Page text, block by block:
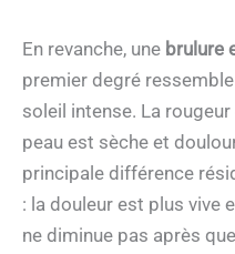
En revanche, une brulure
premier degré
soleil intense. La
peau est sèche et
principale différence
: la douleur est plus vive
ne diminue pas après